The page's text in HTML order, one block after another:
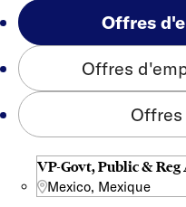
Offres
Offres
VP-Govt, Public &
Mexico, Mexique